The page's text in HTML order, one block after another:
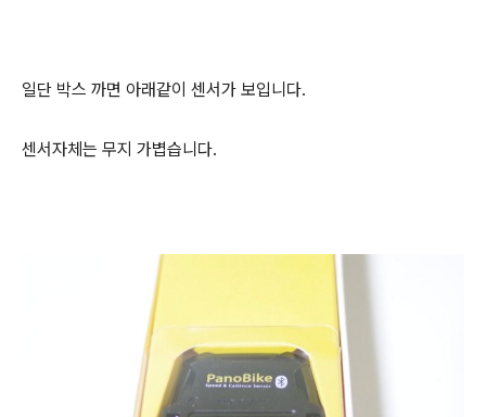
일단 박스 까면 아래같이 센서가 보입니다.
센서자체는 무지 가볍습니다.